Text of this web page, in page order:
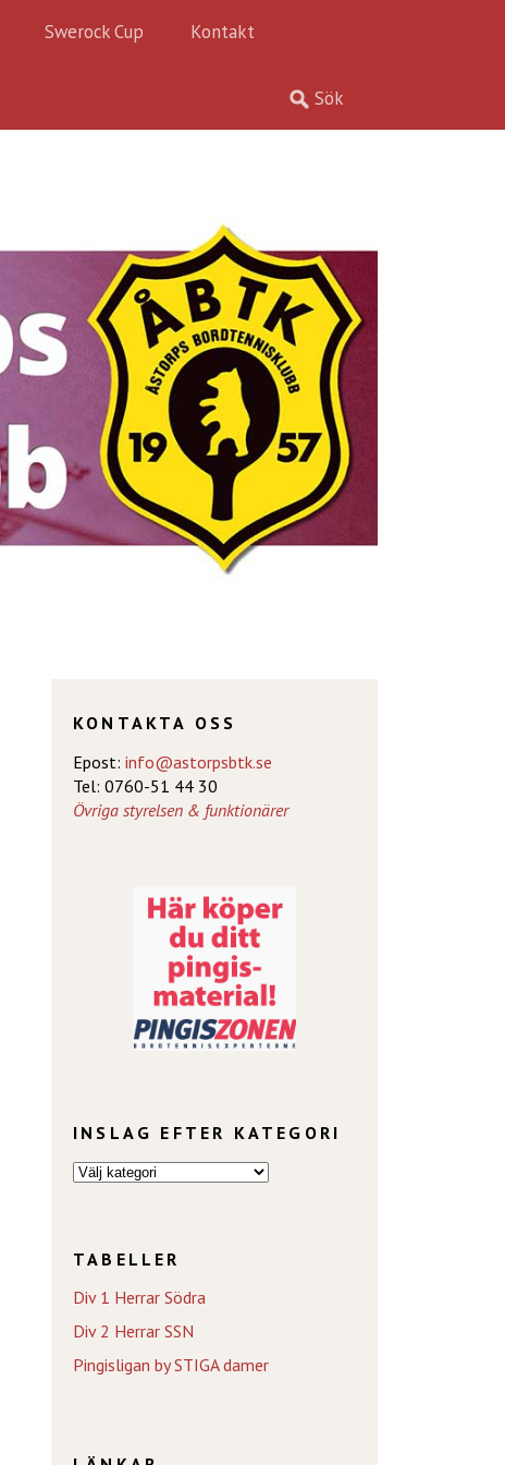
Swerock Cup Kontakt
KONTAKTA OSS
Epost: info@astorpsbtk.se
Tel: 0760-51 44 30
Övriga styrelsen & funktionärer
INSLAG EFTER KATEGORI
TABELLER
Div 1 Herrar Södra
Div 2 Herrar SSN
Pingisligan by STIGA damer